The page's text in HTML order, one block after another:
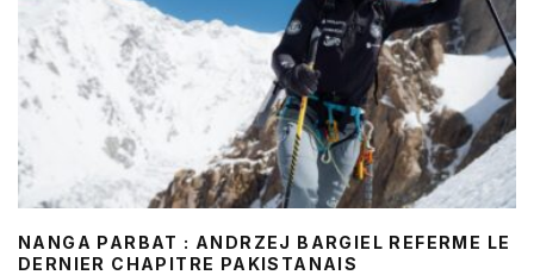
NANGA PARBAT : ANDRZEJ BARGIEL REFERME LE
DERNIER CHAPITRE PAKISTANAIS